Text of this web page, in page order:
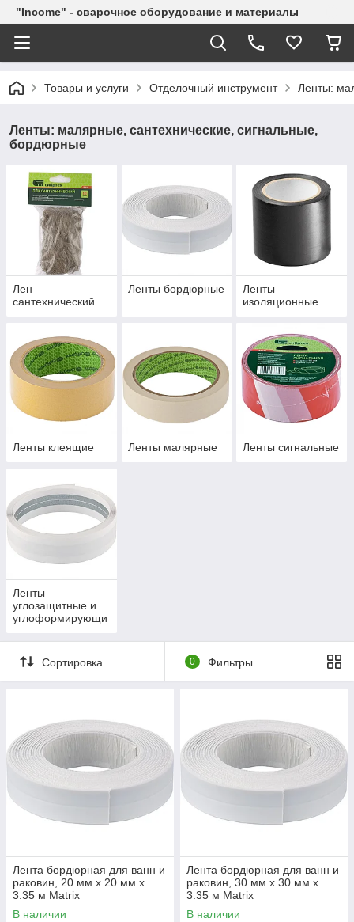
"Income" - сварочное оборудование и материалы
Товары и услуги Отделочный инструмент Ленты:
Ленты: малярные, сантехнические, сигнальные,
бордюрные
Лен
сантехнический
Ленты бордюрные
Ленты
изоляционные
Ленты клеящие Ленты малярные Ленты сигнальные
Ленты
углозащитные и
углоформирующи
Сортировка 0 Фильтры
Лента бордюрная для ванн и
раковин, 20 мм х 20 мм х
3.35 м Matrix
В наличии
Лента бордюрная для ванн и
раковин, 30 мм х 30 мм х
3.35 м Matrix
В наличии